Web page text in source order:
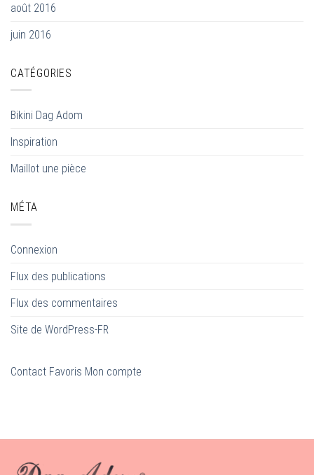
août 2016
juin 2016
CATÉGORIES
Bikini Dag Adom
Inspiration
Maillot une pièce
MÉTA
Connexion
Flux des publications
Flux des commentaires
Site de WordPress-FR
Contact Favoris Mon compte